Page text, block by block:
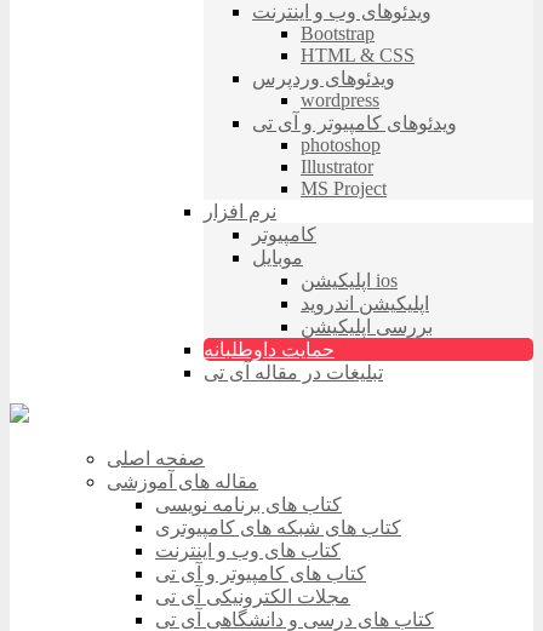
ویدئوهای وب و اینترنت
Bootstrap
HTML & CSS
ویدئوهای وردپرس
wordpress
ویدئوهای کامپیوتر و آی تی
photoshop
Illustrator
MS Project
نرم افزار
کامپیوتر
موبایل
اپلیکیشن ios
اپلیکیشن اندروید
بررسی اپلیکیشن
حمایت داوطلبانه
تبلیغات در مقاله آی تی
صفحه اصلی
مقاله های آموزشی
کتاب های برنامه نویسی
کتاب های شبکه های کامپیوتری
کتاب های وب و اینترنت
کتاب های کامپیوتر و آی تی
مجلات الکترونیکی آی تی
کتاب های درسی و دانشگاهی آی تی